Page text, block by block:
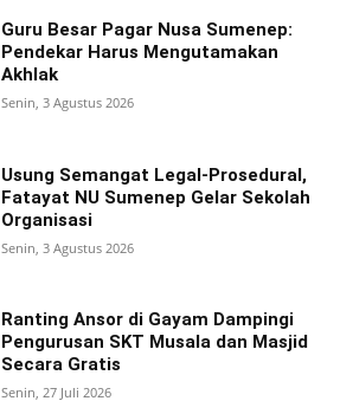
Guru Besar Pagar Nusa Sumenep:
Pendekar Harus Mengutamakan
Akhlak
Senin, 3 Agustus 2026
Usung Semangat Legal-Prosedural,
Fatayat NU Sumenep Gelar Sekolah
Organisasi
Senin, 3 Agustus 2026
Ranting Ansor di Gayam Dampingi
Pengurusan SKT Musala dan Masjid
Secara Gratis
Senin, 27 Juli 2026